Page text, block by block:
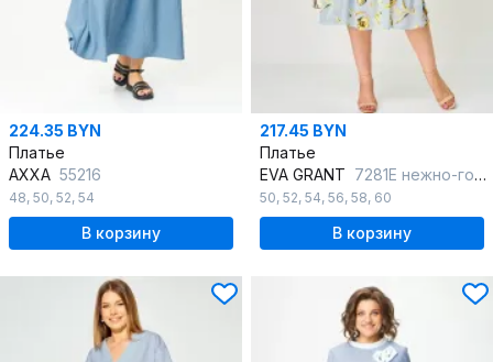
224.35 BYN
Платье
AXXA 55216
48, 50, 52, 54
В корзину
217.45 BYN
Платье
EVA GRANT 7281Е нежно-голубой_цветочный_принт
50, 52, 54, 56, 58, 60
В корзину